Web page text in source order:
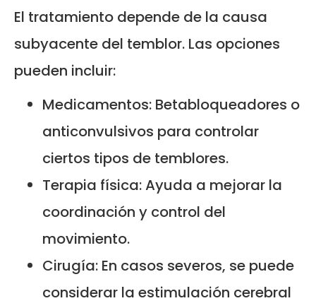
El tratamiento depende de la causa
subyacente del temblor. Las opciones
pueden incluir:
Medicamentos: Betabloqueadores o
anticonvulsivos para controlar
ciertos tipos de temblores.
Terapia física: Ayuda a mejorar la
coordinación y control del
movimiento.
Cirugía: En casos severos, se puede
considerar la estimulación cerebral